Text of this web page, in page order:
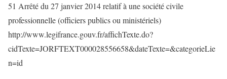
51 Arrêté du 27 janvier 2014 relatif à une société civile
professionnelle (officiers publics ou ministériels)
http://www.legifrance.gouv.fr/affichTexte.do?
cidTexte=JORFTEXT000028556658&dateTexte=&categorieLie
n=id